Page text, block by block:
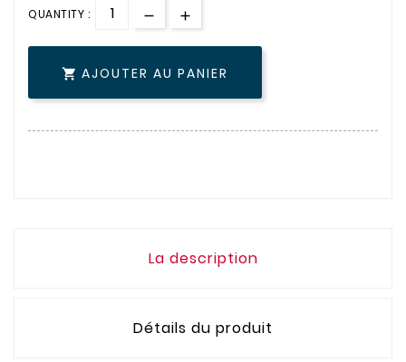
QUANTITY :
 AJOUTER AU PANIER
La description
Détails du produit